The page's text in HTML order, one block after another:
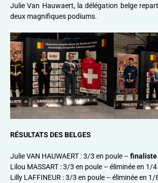
Julie Van Hauwaert, la délégation belge
deux magnifiques podiums.
RÉSULTATS DES BELGES
Julie VAN HAUWAERT : 3/3 en poule – finaliste
Lilou MASSART : 3/3 en poule – éliminée en 1/4
Lilly LAFFINEUR : 3/3 en poule – éliminée en 1/